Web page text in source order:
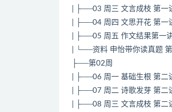
| ├──03 周三 文言成枝 第一
| ├──04 周四 文思开花 第一
| ├──05 周五 作文结果第一
| └──资料 申怡带你读真题
├──第02周
| ├──06 周一 基础生根 第二
| ├──07 周二 诗歌发芽 第二
| ├──08 周三 文言成枝 第二